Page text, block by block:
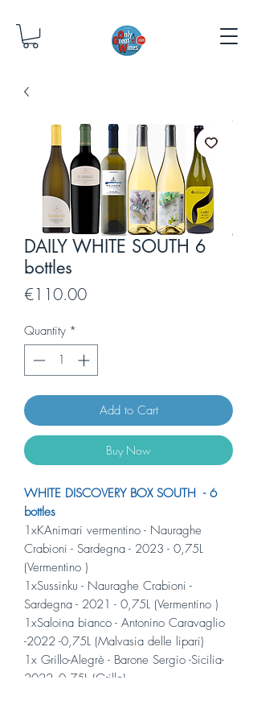
DAILY WHITE SOUTH 6
bottles
€110.00Price
Quantity *
Add to Cart
Buy Now
WHITE DISCOVERY BOX SOUTH - 6
bottles
1xKAnimari vermentino - Nauraghe
Crabioni - Sardegna - 2023 - 0,75L
(Vermentino )
1xSussinku - Nauraghe Crabioni -
Sardegna - 2021 - 0,75L (Vermentino )
1xSaloina bianco - Antonino Caravaglio
-2022 -0,75L (Malvasia delle lipari)
1x Grillo-Alegrè - Barone Sergio -Sicilia-
2022 -0,75L (Grillo)